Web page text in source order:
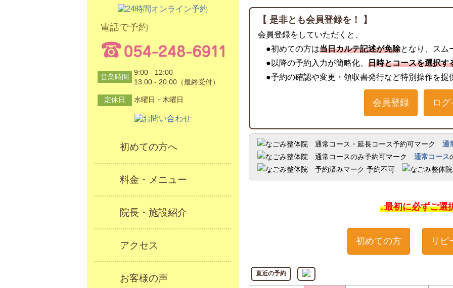
【 是非とも会員登録を！ 】
会員登録をしていただくと、
●初めての方は当日カルテ記述が免除となり、スム
●以降の予約入力が簡略化、 日時とコースを選択す
●予約の確認や変更・領収書発行など特別操作を提
会員登録 ログ
通
通常コース
予約不可
↓最初に必ずご選
初めての方 リピ
直近の予約
電話で予約
営業時間
9:00 - 12:00
13:00 - 20:00（最終受付）
定休日 水曜日・木曜日
初めての方へ
料金・メニュー
院長・施設紹介
アクセス
お客様の声